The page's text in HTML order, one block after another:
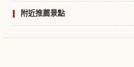
附近推薦景點